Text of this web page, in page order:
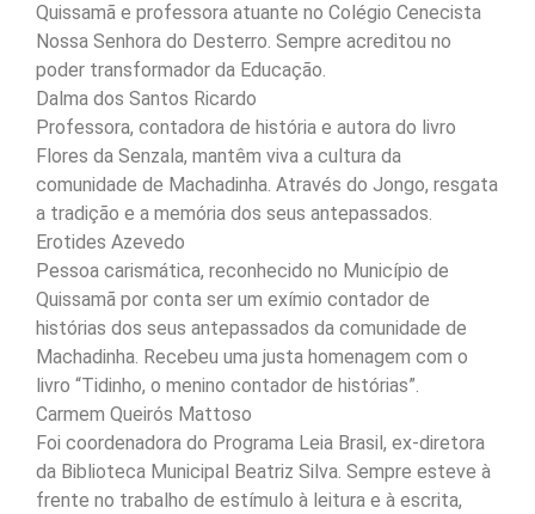
Quissamã e professora atuante no Colégio Cenecista
Nossa Senhora do Desterro. Sempre acreditou no
poder transformador da Educação.
Dalma dos Santos Ricardo
Professora, contadora de história e autora do livro
Flores da Senzala, mantêm viva a cultura da
comunidade de Machadinha. Através do Jongo, resgata
a tradição e a memória dos seus antepassados.
Erotides Azevedo
Pessoa carismática, reconhecido no Município de
Quissamã por conta ser um exímio contador de
histórias dos seus antepassados da comunidade de
Machadinha. Recebeu uma justa homenagem com o
livro “Tidinho, o menino contador de histórias”.
Carmem Queirós Mattoso
Foi coordenadora do Programa Leia Brasil, ex-diretora
da Biblioteca Municipal Beatriz Silva. Sempre esteve à
frente no trabalho de estímulo à leitura e à escrita,